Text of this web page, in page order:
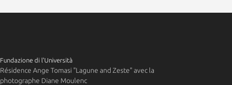
Fundazione di l'Università
Résidence Ange Tomasi "Lagune and Zeste" avec la
photographe Diane Moulenc